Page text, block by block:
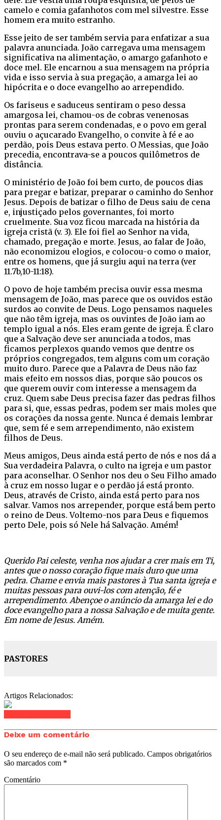
camelo e comia gafanhotos com mel silvestre. Esse
homem era muito estranho.
Esse jeito de ser também servia para enfatizar a sua
palavra anunciada. João carregava uma mensagem
significativa na alimentação, o amargo gafanhoto e
doce mel. Ele encarnou a sua mensagem na própria
vida e isso servia à sua pregação, a amarga lei ao
hipócrita e o doce evangelho ao arrependido.
Os fariseus e saduceus sentiram o peso dessa
amargosa lei, chamou-os de cobras venenosas
prontas para serem condenadas, e o povo em geral
ouviu o açucarado Evangelho, o convite à fé e ao
perdão, pois Deus estava perto. O Messias, que João
precedia, encontrava-se a poucos quilômetros de
distância.
O ministério de João foi bem curto, de poucos dias
para pregar e batizar, preparar o caminho do Senhor
Jesus. Depois de batizar o filho de Deus saiu de cena
e, injustiçado pelos governantes, foi morto
cruelmente. Sua voz ficou marcada na história da
igreja cristã (v. 3). Ele foi fiel ao Senhor na vida,
chamado, pregação e morte. Jesus, ao falar de João,
não economizou elogios, e colocou-o como o maior,
entre os homens, que já surgiu aqui na terra (ver
11.7b,10-11:18).
O povo de hoje também precisa ouvir essa mesma
mensagem de João, mas parece que os ouvidos estão
surdos ao convite de Deus. Logo pensamos naqueles
que não têm igreja, mas os ouvintes de João iam ao
templo igual a nós. Eles eram gente de igreja. É claro
que a Salvação deve ser anunciada a todos, mas
ficamos perplexos quando vemos que dentre os
próprios congregados, tem alguns com um coração
muito duro. Parece que a Palavra de Deus não faz
mais efeito em nossos dias, porque são poucos os
que querem ouvir com interesse a mensagem da
cruz. Quem sabe Deus precisa fazer das pedras filhos
para si, que, essas pedras, podem ser mais moles que
os corações da nossa gente. Nunca é demais lembrar
que, sem fé e sem arrependimento, não existem
filhos de Deus.
Meus amigos, Deus ainda está perto de nós e nos dá a
Sua verdadeira Palavra, o culto na igreja e um pastor
para aconselhar. O Senhor nos deu o Seu Filho amado
à cruz em nosso lugar e o perdão já está pronto.
Deus, através de Cristo, ainda está perto para nos
salvar. Vamos nos arrepender, porque está bem perto
o reino de Deus. Voltemo-nos para Deus e fiquemos
perto Dele, pois só Nele há Salvação. Amém!
Querido Pai celeste, venha nos ajudar a crer mais em Ti,
antes que o nosso coração fique mais duro que uma
pedra. Chame e envia mais pastores à Tua santa igreja e
muitas pessoas para ouvi-los com atenção, fé e
arrependimento. Abençoe o anúncio da amarga lei e do
doce evangelho para a nossa Salvação e de muita gente.
Em nome de Jesus. Amém.
PASTORES
Artigos Relacionados:
Deixe um comentário
O seu endereço de e-mail não será publicado. Campos obrigatórios
são marcados com *
Comentário